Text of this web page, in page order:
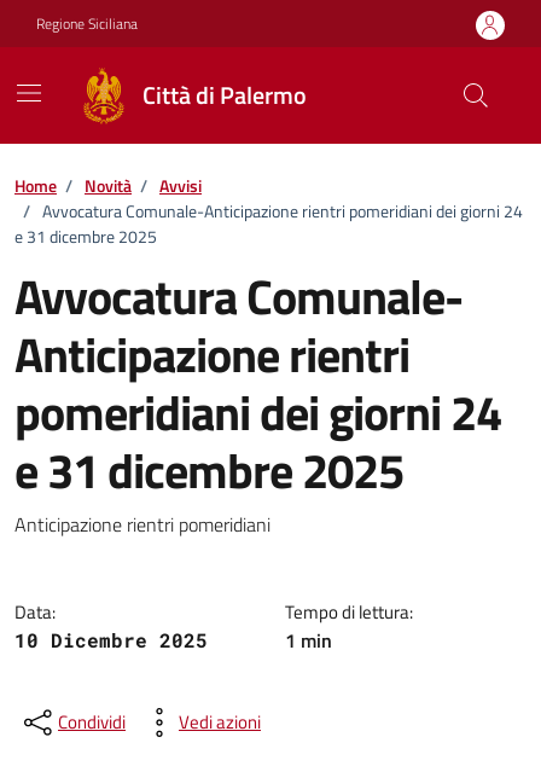
Vai ai contenuti
Vai al footer
Regione Siciliana
Città di Palermo
Home / Novità / Avvisi
/ Avvocatura Comunale-Anticipazione rientri pomeridiani dei giorni 24
e 31 dicembre 2025
Avvocatura Comunale-
Anticipazione rientri
pomeridiani dei giorni 24
e 31 dicembre 2025
Dettagli della notizia
Anticipazione rientri pomeridiani
Data:
10 Dicembre 2025
Tempo di lettura:
1 min
Condividi Vedi azioni